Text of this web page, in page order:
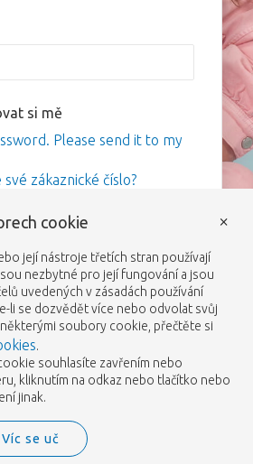
si mě
Please send it to my
zákaznické číslo?
cookie
její nástroje třetích stran používají
nezbytné pro její fungování a jsou
uvedených v zásadách používání
li se dozvědět více nebo odvolat svůj
soubory cookie, přečtěte si
.
souhlasíte zavřením nebo
kliknutím na odkaz nebo tlačítko nebo
jinak.
Víc se uč
×